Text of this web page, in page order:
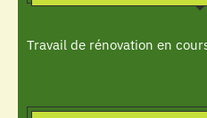
Travail de rénovation en